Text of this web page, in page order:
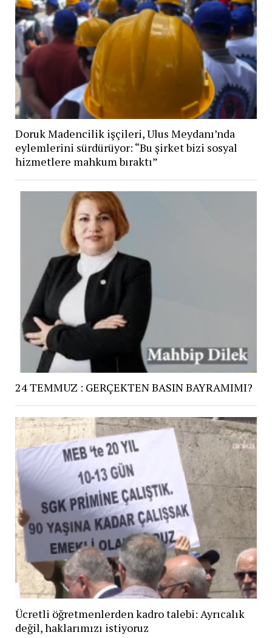
Doruk Madencilik işçileri, Ulus Meydanı’nda
eylemlerini sürdürüyor: “Bu şirket bizi sosyal
hizmetlere mahkum bıraktı”
24 TEMMUZ : GERÇEKTEN BASIN BAYRAMIMI?
Ücretli öğretmenlerden kadro talebi: Ayrıcalık
değil, haklarımızı istiyoruz